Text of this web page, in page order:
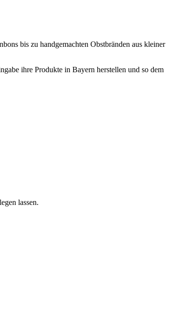
bis zu handgemachten Obstbränden aus kleiner
ihre Produkte in Bayern herstellen und so dem
lassen.